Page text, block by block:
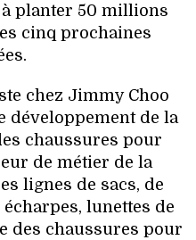
à planter 50 millions
cinq prochaines
chez Jimmy Choo
développement de la
chaussures pour
de métier de la
lignes de sacs, de
lunettes de
des chaussures pour